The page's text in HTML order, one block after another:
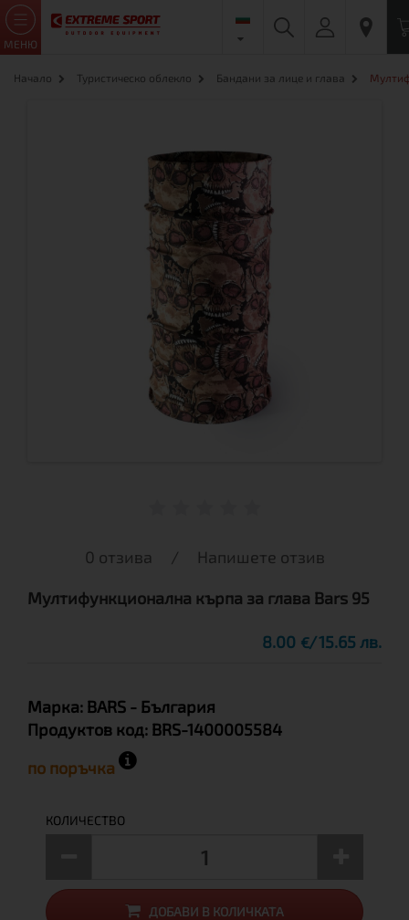
МЕНЮ
Начало Туристическо облекло Бандани за лице и глава
0 отзива / Напишете отзив
Мултифункционална кърпа за глава Bars 95
8.00 € 15.65 лв.
Марка: BARS - България
Продуктов код: BRS-1400005584
по поръчка
КОЛИЧЕСТВО
ДОБАВИ В КОЛИЧКАТА